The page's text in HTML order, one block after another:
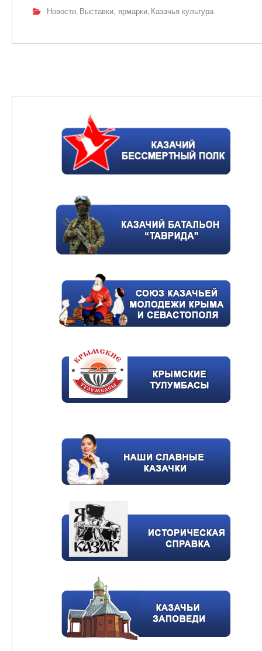
Новости, Выставки, ярмарки, Казачья культура